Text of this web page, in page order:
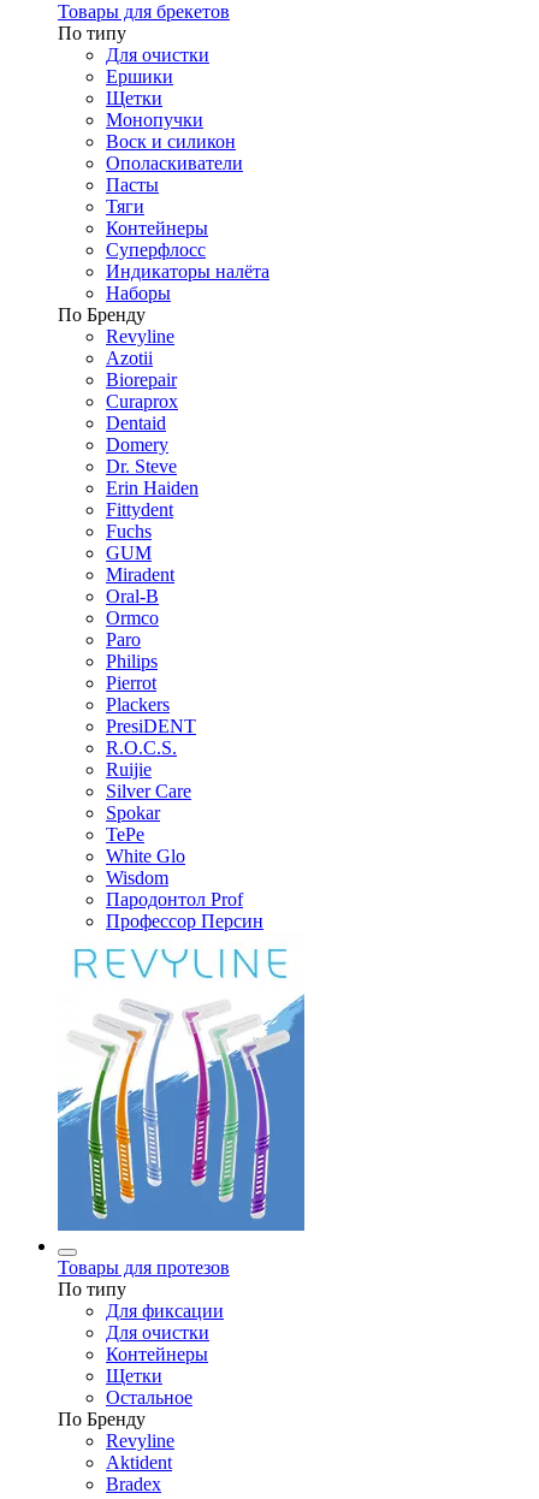
Товары для брекетов
По типу
Для очистки
Ершики
Щетки
Монопучки
Воск и силикон
Ополаскиватели
Пасты
Тяги
Контейнеры
Суперфлосс
Индикаторы налёта
Наборы
По Бренду
Revyline
Azotii
Biorepair
Curaprox
Dentaid
Domery
Dr. Steve
Erin Haiden
Fittydent
Fuchs
GUM
Miradent
Oral-B
Ormco
Paro
Philips
Pierrot
Plackers
PresiDENT
R.O.C.S.
Ruijie
Silver Care
Spokar
TePe
White Glo
Wisdom
Пародонтол Prof
Профессор Персин
Товары для протезов
По типу
Для фиксации
Для очистки
Контейнеры
Щетки
Остальное
По Бренду
Revyline
Aktident
Bradex